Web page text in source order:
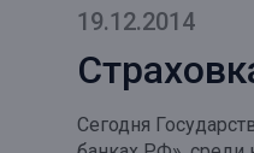
Просто вклад
Накопительный
Рефинансирование
Кредит на
Премиальная карта
Пенсионная карта
Все карты
Бронирование
Курсы валют ЦБ
Оценка
Подбор новой
Акция «Ставка на
19.12.2014
Сегодня